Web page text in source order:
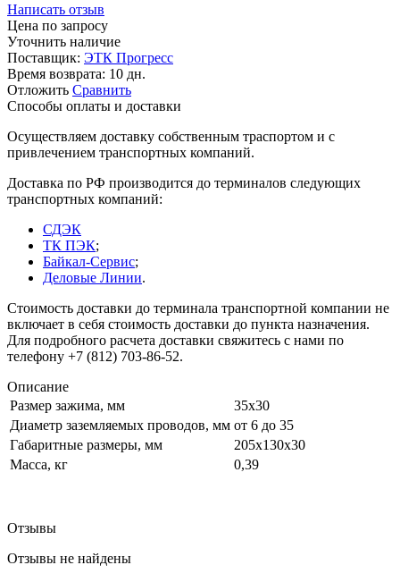
Написать отзыв
Цена по запросу
Уточнить наличие
Поставщик: ЭТК Прогресс
Время возврата: 10 дн.
Отложить Сравнить
Способы оплаты и доставки
Осуществляем доставку собственным траспортом и с
привлечением транспортных компаний.
Доставка по РФ производится до терминалов следующих
транспортных компаний:
СДЭК
ТК ПЭК;
Байкал-Сервис;
Деловые Линии.
Стоимость доставки до терминала транспортной компании не
включает в себя стоимость доставки до пункта назначения.
Для подробного расчета доставки свяжитесь с нами по
телефону +7 (812) 703-86-52.
Описание
Размер зажима, мм
35х30
Диаметр заземляемых проводов, мм от 6 до 35
Габаритные размеры, мм
205х130х30
Масса, кг
0,39
Отзывы
Отзывы не найдены